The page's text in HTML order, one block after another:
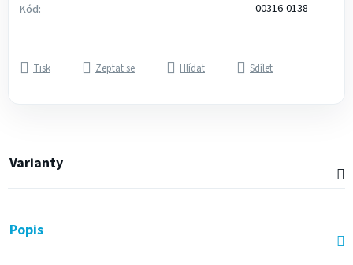
Kód:
00316-0138
Tisk Zeptat se Hlídat Sdílet
Varianty
Popis